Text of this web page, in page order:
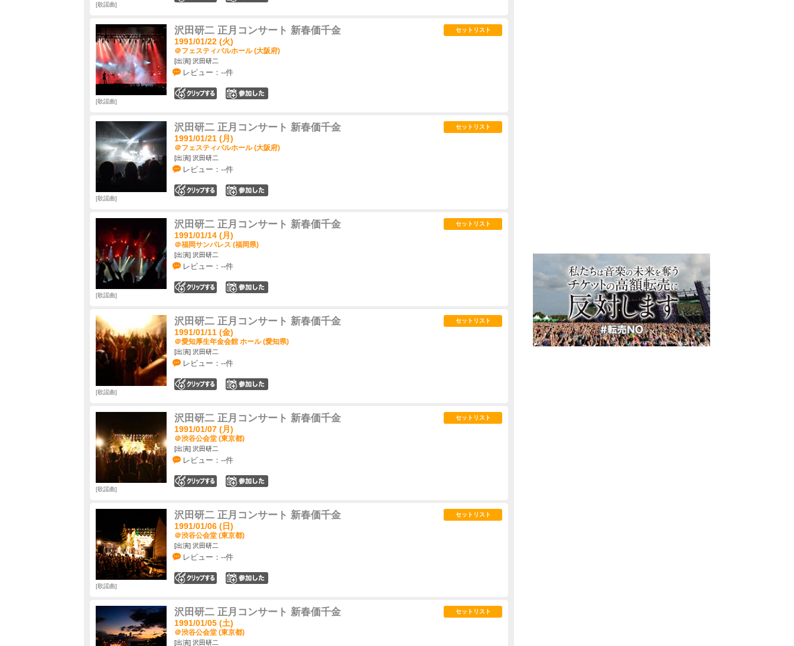
歌謡曲
沢田研二 正月コンサート 新春価千金
1991/01/22 (火)
＠フェスティバルホール (大阪府)
[出演] 沢田研二
レビュー：--件
セットリスト
歌謡曲
沢田研二 正月コンサート 新春価千金
1991/01/21 (月)
＠フェスティバルホール (大阪府)
[出演] 沢田研二
レビュー：--件
セットリスト
歌謡曲
沢田研二 正月コンサート 新春価千金
1991/01/14 (月)
＠福岡サンパレス (福岡県)
[出演] 沢田研二
レビュー：--件
セットリスト
歌謡曲
沢田研二 正月コンサート 新春価千金
1991/01/11 (金)
＠愛知厚生年金会館 ホール (愛知県)
[出演] 沢田研二
レビュー：--件
セットリスト
歌謡曲
沢田研二 正月コンサート 新春価千金
1991/01/07 (月)
＠渋谷公会堂 (東京都)
[出演] 沢田研二
レビュー：--件
セットリスト
歌謡曲
沢田研二 正月コンサート 新春価千金
1991/01/06 (日)
＠渋谷公会堂 (東京都)
[出演] 沢田研二
レビュー：--件
セットリスト
歌謡曲
沢田研二 正月コンサート 新春価千金
1991/01/05 (土)
＠渋谷公会堂 (東京都)
[出演] 沢田研二
セットリスト